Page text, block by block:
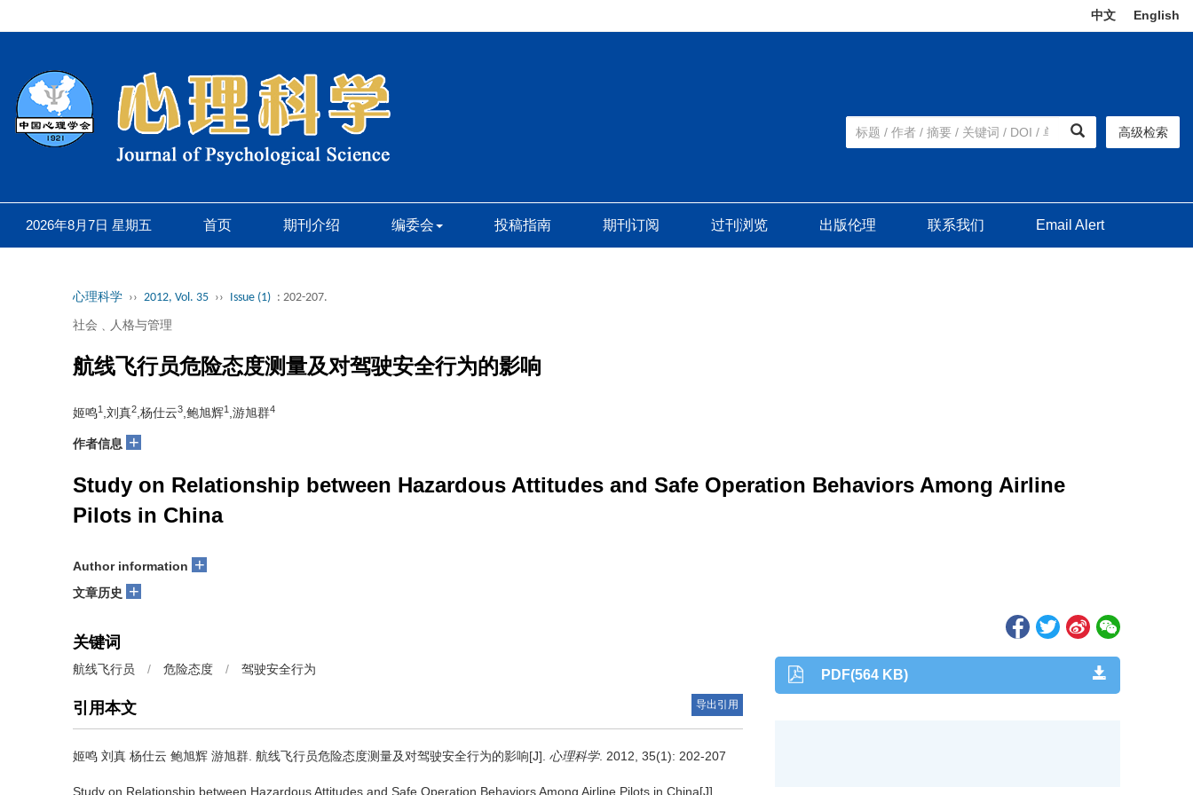
中文 English
高级检索
2026年8月7日 星期五 首页 期刊介绍 编委会 投稿指南 期刊订阅 过刊浏览 出版伦理 联系我们 Email Alert
心理科学 ›› 2012, Vol. 35 ›› Issue (1) : 202-207.
社会﹑人格与管理
航线飞行员危险态度测量及对驾驶安全行为的影响
姬鸣1 ,刘真2 ,杨仕云3 ,鲍旭辉1 ,游旭群4
作者信息 +
Study on Relationship between Hazardous Attitudes and Safe Operation Behaviors Among Airline
Pilots in China
Author information +
文章历史 +
关键词
航线飞行员 / 危险态度 / 驾驶安全行为
引用本文 导出引用
姬鸣 刘真 杨仕云 鲍旭辉 游旭群. 航线飞行员危险态度测量及对驾驶安全行为的影响[J]. 心理科学. 2012, 35(1): 202-207
Study on Relationship between Hazardous Attitudes and Safe Operation Behaviors Among Airline Pilots in China[J].
PDF(564 KB)